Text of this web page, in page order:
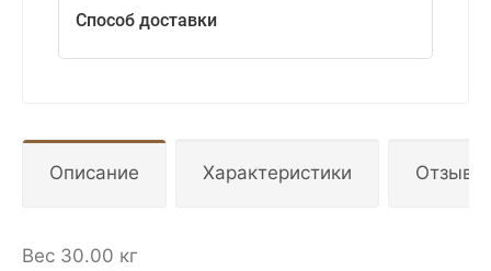
Способ доставки
Описание Характеристики
Вес 30.00 кг